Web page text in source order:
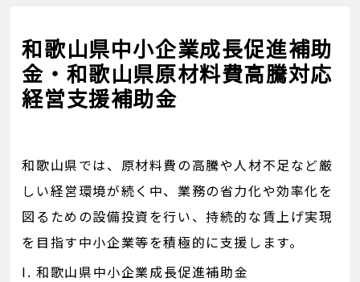
和歌山県中小企業成長促進補助
金・和歌山県原材料費高騰対応
経営支援補助金
和歌山県では、原材料費の高騰や人材不足など厳
しい経営環境が続く中、業務の省力化や効率化を
図るための設備投資を行い、持続的な賃上げ実現
を目指す中小企業等を積極的に支援します。
I. 和歌山県中小企業成長促進補助金